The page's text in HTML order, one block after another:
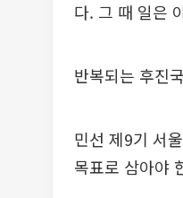
다. 그 때 일은
반복되는 후진
민선 제9기 서
목표로 삼아야